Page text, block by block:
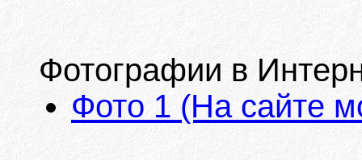
Фотографии в
Фото 1 (На сайте